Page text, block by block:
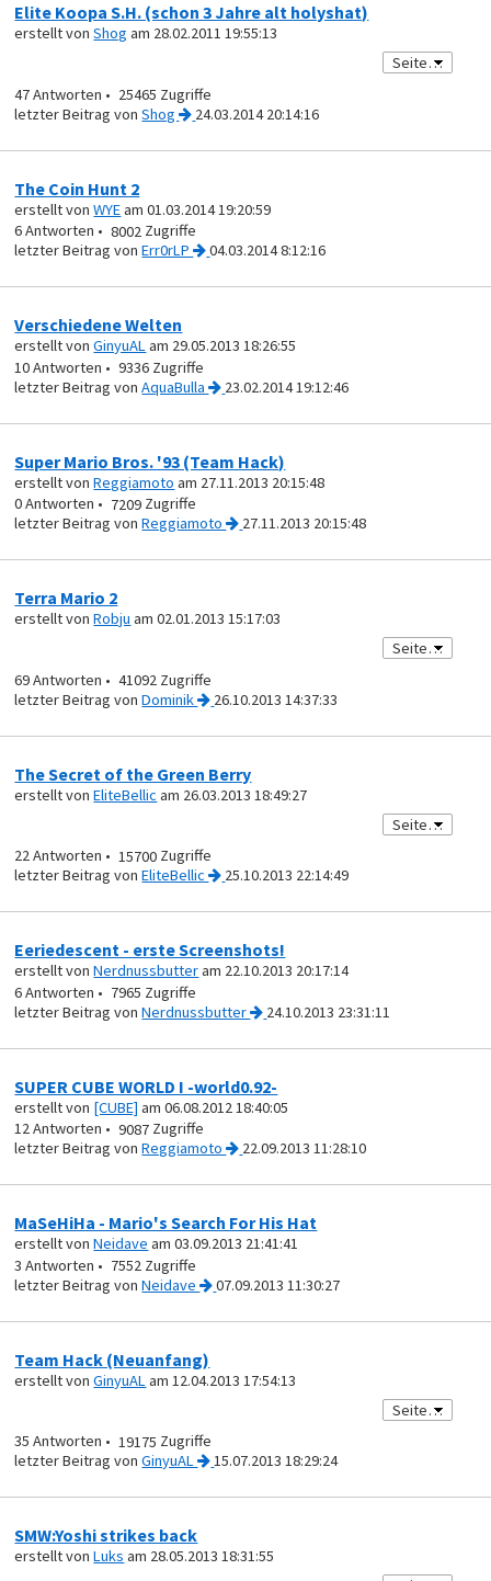
Elite Koopa S.H. (schon 3 Jahre alt holyshat)
erstellt vonShog am 28.02.2011 19:55:13
47
25465
vonShog 24.03.2014 20:14:16
The Coin Hunt 2
erstellt vonWYEam 01.03.2014 19:20:59
6
8002
vonErr0rLP 04.03.2014 8:12:16
Verschiedene Welten
erstellt vonGinyuALam 29.05.2013 18:26:55
10
9336
vonAquaBulla 23.02.2014 19:12:46
Super Mario Bros. '93 (Team Hack)
erstellt vonReggiamoto am 27.11.2013 20:15:48
0
7209
vonReggiamoto 27.11.2013 20:15:48
Terra Mario 2
erstellt vonRobju am 02.01.2013 15:17:03
69
41092
vonDominik 26.10.2013 14:37:33
The Secret of the Green Berry
erstellt vonEliteBellic am 26.03.2013 18:49:27
22
15700
vonEliteBellic 25.10.2013 22:14:49
Eeriedescent - erste Screenshots!
erstellt vonNerdnussbutteram 22.10.2013 20:17:14
6
7965
vonNerdnussbutter 24.10.2013 23:31:11
SUPER CUBE WORLD I -world0.92-
erstellt von [CUBE] am 06.08.2012 18:40:05
12
9087
vonReggiamoto 22.09.2013 11:28:10
MaSeHiHa - Mario's Search For His Hat
erstellt vonNeidave am 03.09.2013 21:41:41
3
7552
vonNeidave 07.09.2013 11:30:27
Team Hack (Neuanfang)
erstellt vonGinyuAL am 12.04.2013 17:54:13
35
19175
vonGinyuAL 15.07.2013 18:29:24
SMW:Yoshi strikes back
erstellt vonLuks am 28.05.2013 18:31:55